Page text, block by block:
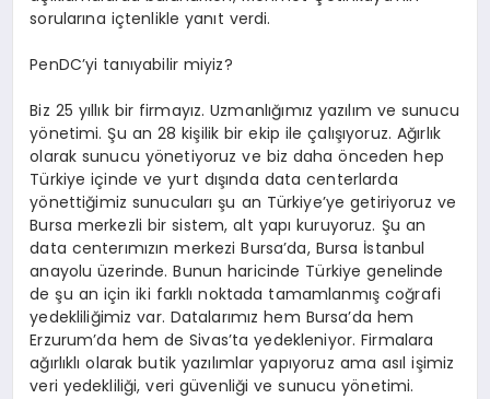
TEKNOLOJI
sorularına içtenlikle yanıt verdi.
PenDC’yi tanıyabilir miyiz?
Biz 25 yıllık bir firmayız. Uzmanlığımız yazılım ve sunucu
yönetimi. Şu an 28 kişilik bir ekip ile çalışıyoruz. Ağırlık
olarak sunucu yönetiyoruz ve biz daha önceden hep
Türkiye içinde ve yurt dışında data centerlarda
yönettiğimiz sunucuları şu an Türkiye’ye getiriyoruz ve
Bursa merkezli bir sistem, alt yapı kuruyoruz. Şu an
data centerımızın merkezi Bursa’da, Bursa İstanbul
anayolu üzerinde. Bunun haricinde Türkiye genelinde
de şu an için iki farklı noktada tamamlanmış coğrafi
yedekliliğimiz var. Datalarımız hem Bursa’da hem
Erzurum’da hem de Sivas’ta yedekleniyor. Firmalara
ağırlıklı olarak butik yazılımlar yapıyoruz ama asıl işimiz
veri yedekliliği, veri güvenliği ve sunucu yönetimi.